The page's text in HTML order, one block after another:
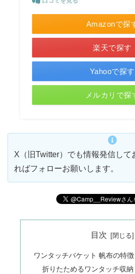
Amazonで探
楽天で探す
Yahooで探す
メルカリで探
X（旧Twitter）でも情報発信して
ればフォローお願いします。
目次
ワンタッチバケット 帆布の特徴
折りたためるワンタッチ収納